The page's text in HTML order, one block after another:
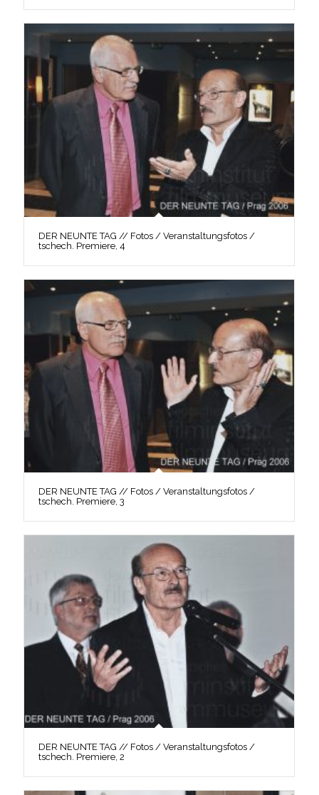
DER NEUNTE TAG // Fotos / Veranstaltungsfotos /
tschech. Premiere, 4
DER NEUNTE TAG // Fotos / Veranstaltungsfotos /
tschech. Premiere, 3
DER NEUNTE TAG // Fotos / Veranstaltungsfotos /
tschech. Premiere, 2